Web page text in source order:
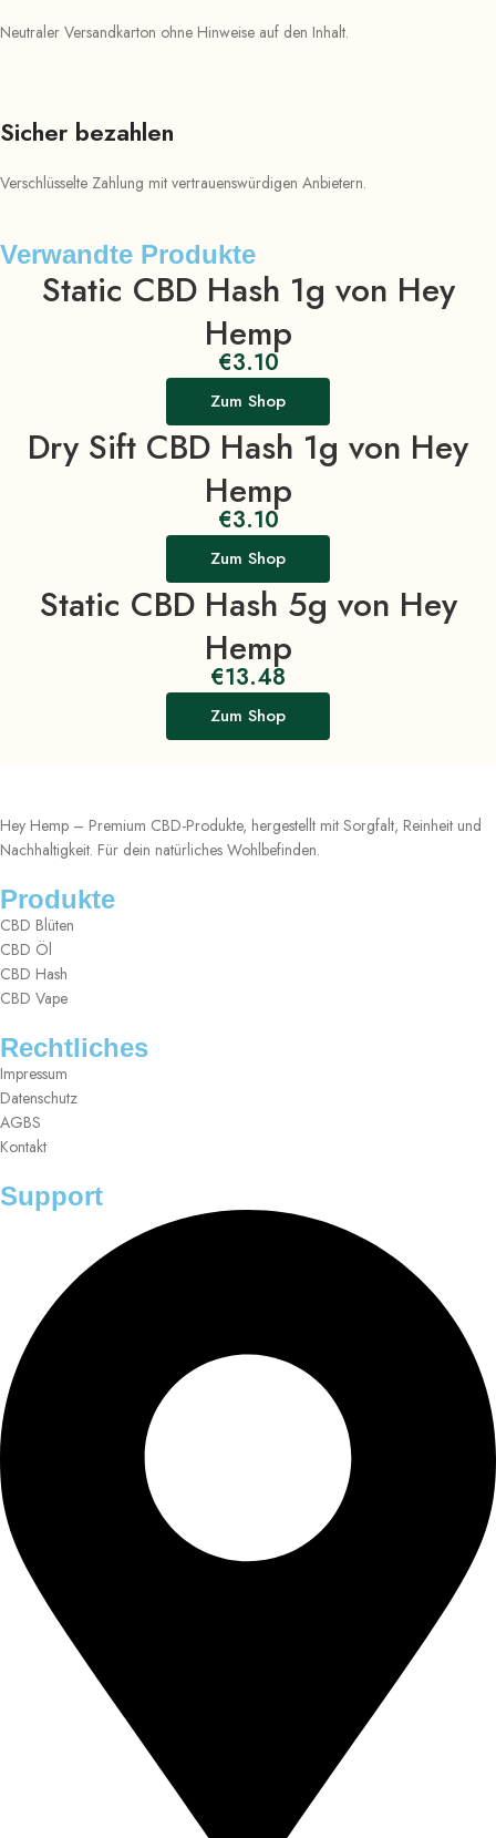
Neutraler Versandkarton ohne Hinweise auf den Inhalt.
Sicher bezahlen
Verschlüsselte Zahlung mit vertrauenswürdigen Anbietern.
Verwandte Produkte
Static CBD Hash 1g von Hey
Hemp
€3.10
Zum Shop
Dry Sift CBD Hash 1g von Hey
Hemp
€3.10
Zum Shop
Static CBD Hash 5g von Hey
Hemp
€13.48
Zum Shop
Hey Hemp – Premium CBD-Produkte, hergestellt mit Sorgfalt, Reinheit und
Nachhaltigkeit. Für dein natürliches Wohlbefinden.
Produkte
CBD Blüten
CBD Öl
CBD Hash
CBD Vape
Rechtliches
Impressum
Datenschutz
AGBS
Kontakt
Support